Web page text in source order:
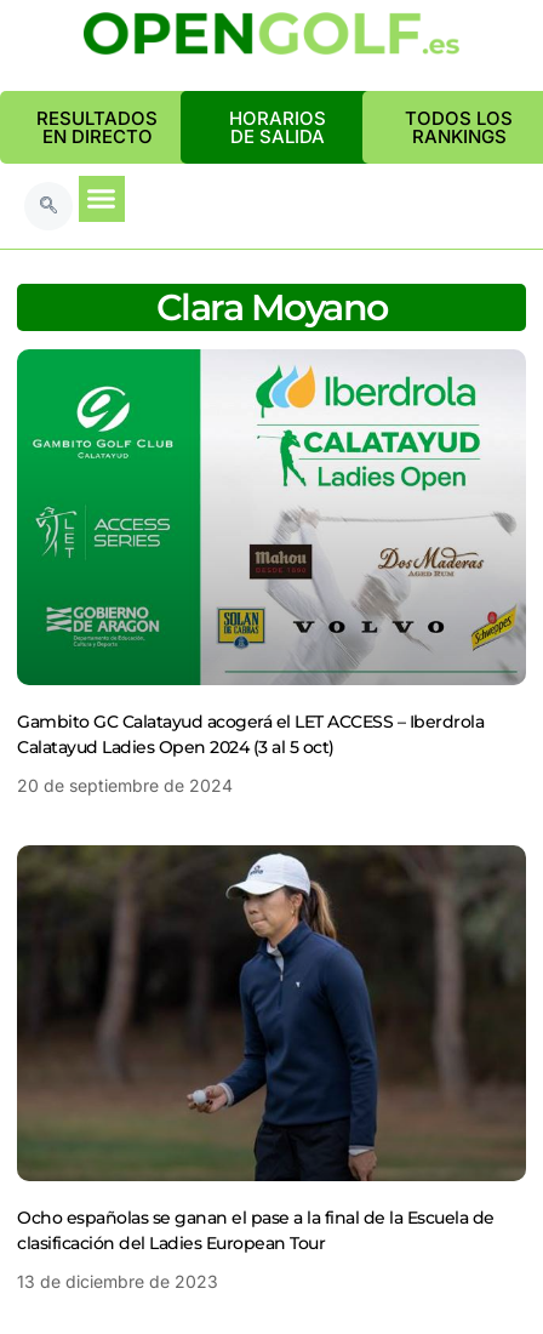
RESULTADOS
EN DIRECTO
HORARIOS
DE SALIDA
TODOS LOS
RANKINGS
Clara Moyano
Gambito GC Calatayud acogerá el LET ACCESS – Iberdrola
Calatayud Ladies Open 2024 (3 al 5 oct)
20 de septiembre de 2024
Ocho españolas se ganan el pase a la final de la Escuela de
clasificación del Ladies European Tour
13 de diciembre de 2023